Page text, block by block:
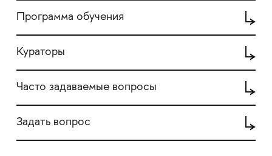
Программа обучения
Кураторы
Часто задаваемые вопросы
Задать вопрос